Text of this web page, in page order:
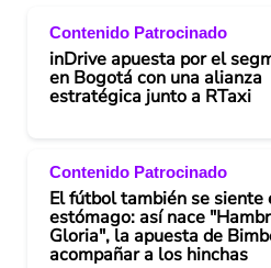
Contenido Patrocinado
inDrive apuesta por el
en Bogotá con una alianza
estratégica junto a RTaxi
Contenido Patrocinado
El fútbol también se siente
estómago: así nace
Gloria", la apuesta de
acompañar a los hinchas